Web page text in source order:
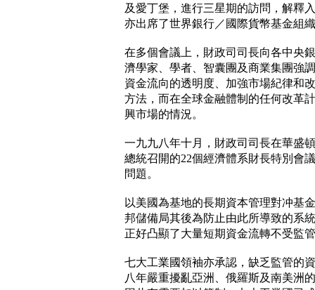
及愛丁堡，進行三星期的訪問，解釋
亦出席了世界銀行／國際貨幣基金組
在多個會議上，財政司司長向各中央
濟學家、學者、智囊團及商業集團強
資金流向的透明度、加強市場紀律和
方法，而在全球金融體制的任何改革
興市場的情況。
一九九八年十月，財政司司長在華盛
總統召開的22個經濟體系財長特別會
問題。
以美國為基地的長期資本管理對冲基
邦儲備局其後為防止由此所導致的系
正好凸顯了大量短期資金流轉不受監
七大工業國領袖亦承認，缺乏監管的
八年嚴重擾亂亞洲、俄羅斯及南美洲